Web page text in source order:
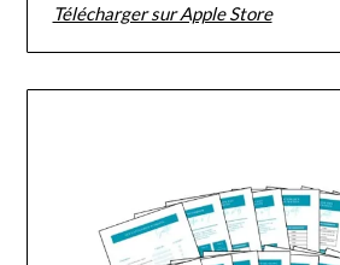
Télécharger sur Apple Store